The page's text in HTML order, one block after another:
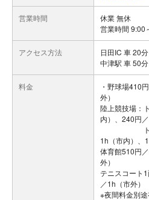
営業時間
休業 無休
営業時間 9:00
アクセス方法
日田IC 車 20分
中津駅 車 50分
料金
・野球場410
外）
陸上競技場：
内）、240円
トラック
1h（市内）、
体育館510円
外）
テニスコート
／1h（市外）
※夜間料金別